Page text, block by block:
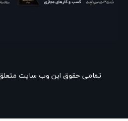
تمامی حقوق این وب سایت متعلق